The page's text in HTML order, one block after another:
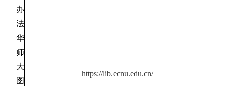
办
法
华
师
大
图
https://lib.ecnu.edu.cn/